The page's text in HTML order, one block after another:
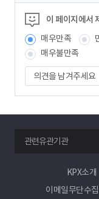
츠
정
보
책
임
자
이 페이지에서
매우만족
매우불만족
의
견
을
겨
주
세
요
관련유관기관
KPX소개
이메일무단수